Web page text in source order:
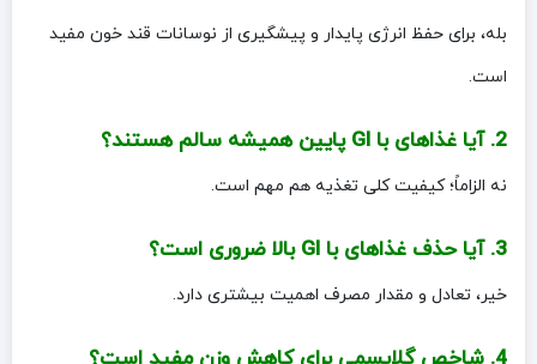
بله، برای حفظ انرژی پایدار و پیشگیری از نوسانات قند خون مفید
است.
2. آیا غذاهای با GI پایین همیشه سالم هستند؟
نه الزاماً؛ کیفیت کلی تغذیه هم مهم است.
3. آیا حذف غذاهای با GI بالا ضروری است؟
خیر، تعادل و مقدار مصرف اهمیت بیشتری دارد.